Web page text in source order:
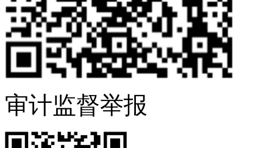
审计监督举报